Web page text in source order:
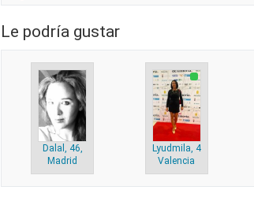
Le podría gustar
Dalal, 46,
Madrid
Lyudmila, 42,
Valencia